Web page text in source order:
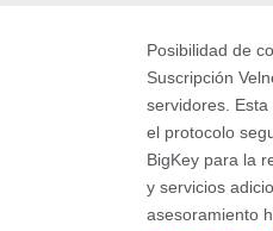
Posibilidad de
Suscripción
servidores.
el protocolo
BigKey para la
y servicios
asesoramiento